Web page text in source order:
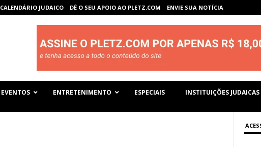
CALENDÁRIO JUDAICO DÊ O SEU APOIO AO PLETZ.COM ENVIE SUA NOTÍCIA
EVENTOS ENTRETENIMENTO ESPECIAIS INSTITUIÇÕES JUDAICAS